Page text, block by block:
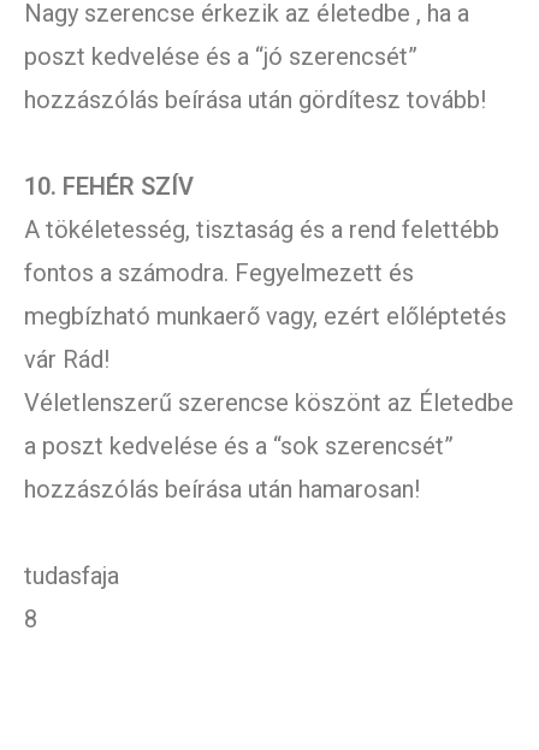
Nagy szerencse érkezik az életedbe , ha a
poszt kedvelése és a “jó szerencsét”
hozzászólás beírása után gördítesz tovább!
10. FEHÉR SZÍV
A tökéletesség, tisztaság és a rend felettébb
fontos a számodra. Fegyelmezett és
megbízható munkaerő vagy, ezért előléptetés
vár Rád!
Véletlenszerű szerencse köszönt az Életedbe
a poszt kedvelése és a “sok szerencsét”
hozzászólás beírása után hamarosan!
tudasfaja
8